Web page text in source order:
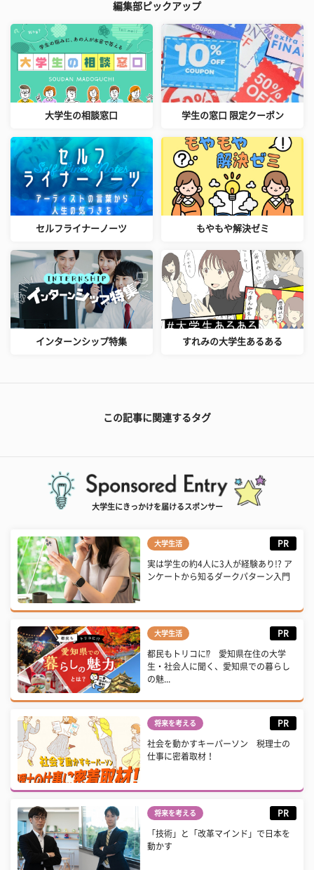
編集部ピックアップ
大学生の相談窓口 学生の窓口 限定クーポン
セルフライナーノーツ もやもや解決ゼミ
インターンシップ特集 すれみの大学生あるある
この記事に関連するタグ
大学生にきっかけを届けるスポンサー
大学生活 PR
実は学生の約4人に3人が経験あり!? ア
ンケートから知るダークパターン入門
大学生活 PR
都民もトリコに⁉ 愛知県在住の大学
生・社会人に聞く、愛知県での暮らし
の魅...
将来を考える PR
社会を動かすキーパーソン 税理士の
仕事に密着取材！
将来を考える PR
「技術」と「改革マインド」で日本を
動かす